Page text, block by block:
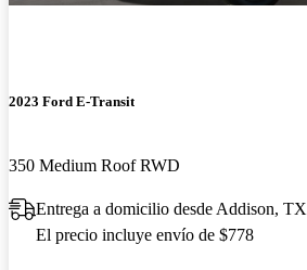
2023 Ford E-Transit
350 Medium Roof RWD
Entrega a domicilio desde Addison, TX
El precio incluye envío de $778